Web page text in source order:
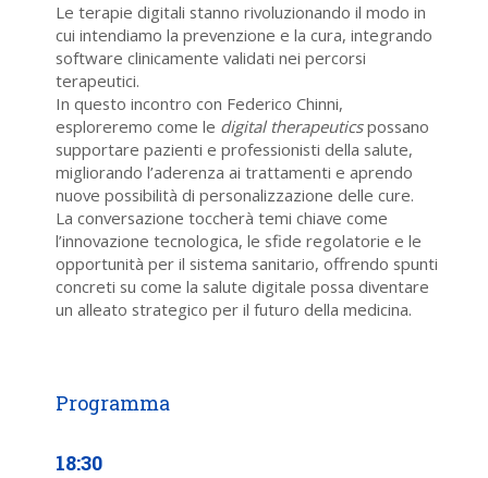
Le terapie digitali stanno rivoluzionando il modo in
cui intendiamo la prevenzione e la cura, integrando
software clinicamente validati nei percorsi
terapeutici.
In questo incontro con Federico Chinni,
esploreremo come le digital therapeuticspossano
supportare pazienti e professionisti della salute,
migliorando l’aderenza ai trattamenti e aprendo
nuove possibilità di personalizzazione delle cure.
La conversazione toccherà temi chiave come
l’innovazione tecnologica, le sfide regolatorie e le
opportunità per il sistema sanitario, offrendo spunti
concreti su come la salute digitale possa diventare
un alleato strategico per il futuro della medicina.
18:30